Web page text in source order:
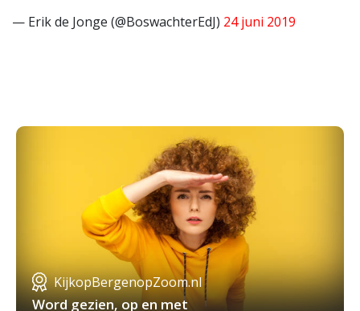
— Erik de Jonge (@BoswachterEdJ) 24 juni 2019
KijkopBergenopZoom.nl
Word gezien, op en met